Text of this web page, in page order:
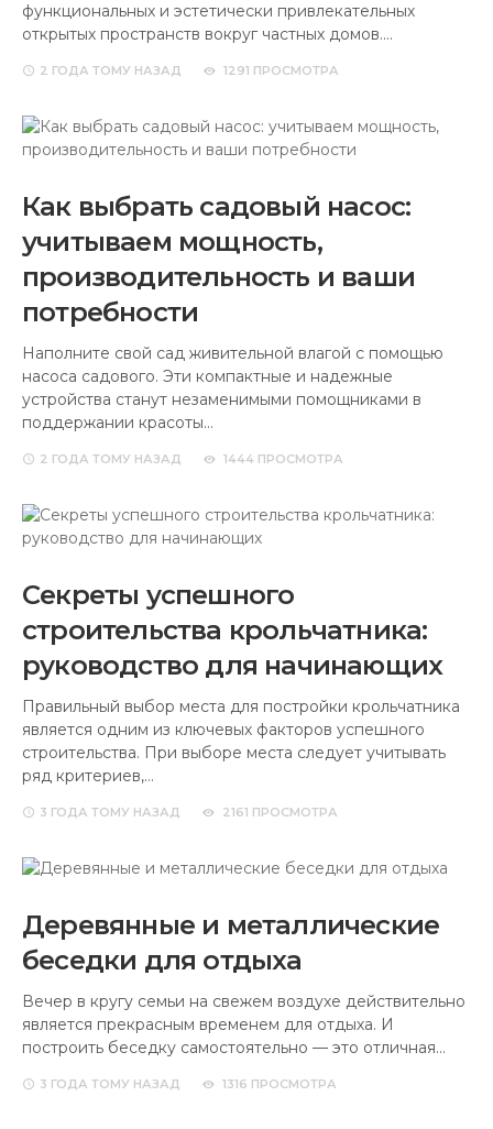
функциональных и эстетически привлекательных
открытых пространств вокруг частных домов.…
2 ГОДА ТОМУ НАЗАД 1291 ПРОСМОТРА
Как выбрать садовый насос:
учитываем мощность,
производительность и ваши
потребности
Наполните свой сад живительной влагой с помощью
насоса садового. Эти компактные и надежные
устройства станут незаменимыми помощниками в
поддержании красоты…
2 ГОДА ТОМУ НАЗАД 1444 ПРОСМОТРА
Секреты успешного
строительства крольчатника:
руководство для начинающих
Правильный выбор места для постройки крольчатника
является одним из ключевых факторов успешного
строительства. При выборе места следует учитывать
ряд критериев,…
3 ГОДА ТОМУ НАЗАД 2161 ПРОСМОТРА
Деревянные и металлические
беседки для отдыха
Вечер в кругу семьи на свежем воздухе действительно
является прекрасным временем для отдыха. И
построить беседку самостоятельно — это отличная…
3 ГОДА ТОМУ НАЗАД 1316 ПРОСМОТРА